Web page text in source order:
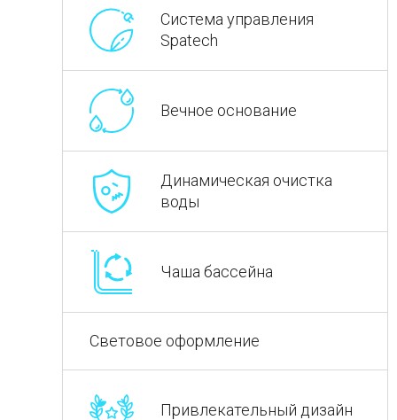
Система управления
Spatech
Вечное основание
Динамическая очистка
воды
Чаша бассейна
Световое оформление
Привлекательный дизайн